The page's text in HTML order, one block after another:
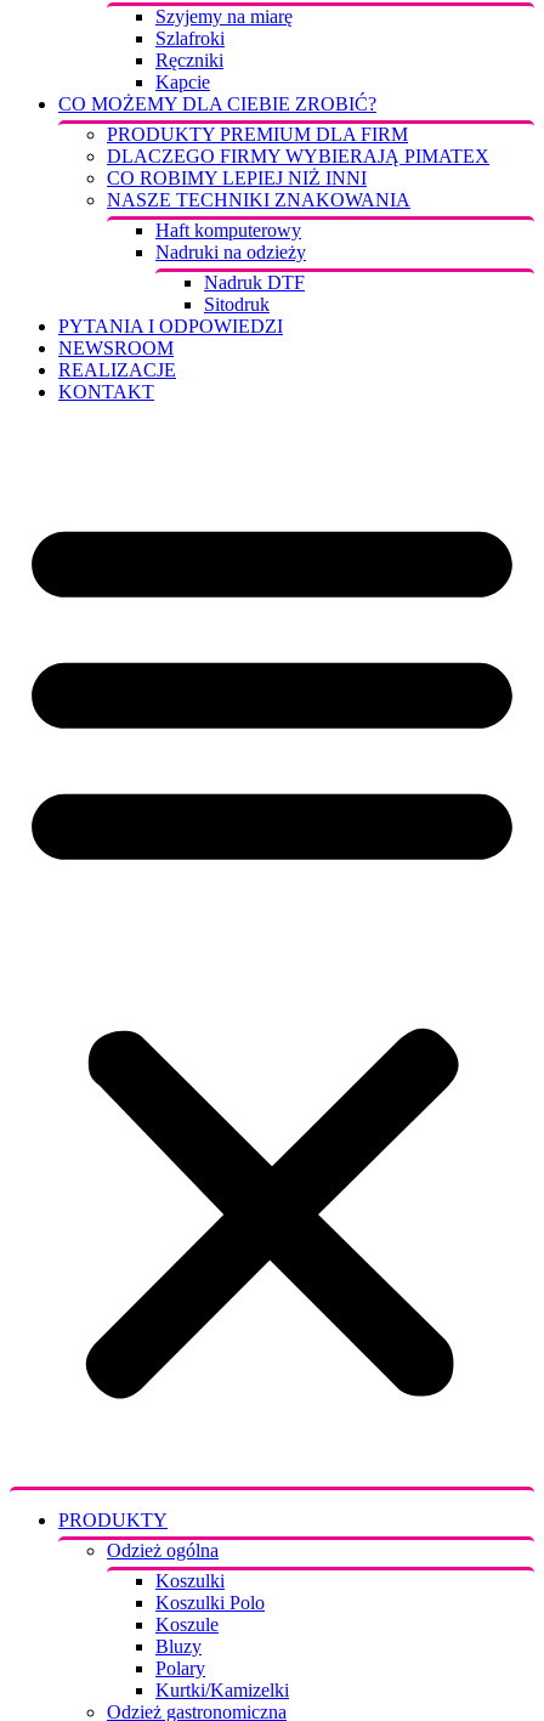
Szyjemy na miarę
Szlafroki
Ręczniki
Kapcie
CO MOŻEMY DLA CIEBIE ZROBIĆ?
PRODUKTY PREMIUM DLA FIRM
DLACZEGO FIRMY WYBIERAJĄ PIMATEX
CO ROBIMY LEPIEJ NIŻ INNI
NASZE TECHNIKI ZNAKOWANIA
Haft komputerowy
Nadruki na odzieży
Nadruk DTF
Sitodruk
PYTANIA I ODPOWIEDZI
NEWSROOM
REALIZACJE
KONTAKT
PRODUKTY
Odzież ogólna
Koszulki
Koszulki Polo
Koszule
Bluzy
Polary
Kurtki/Kamizelki
Odzież gastronomiczna